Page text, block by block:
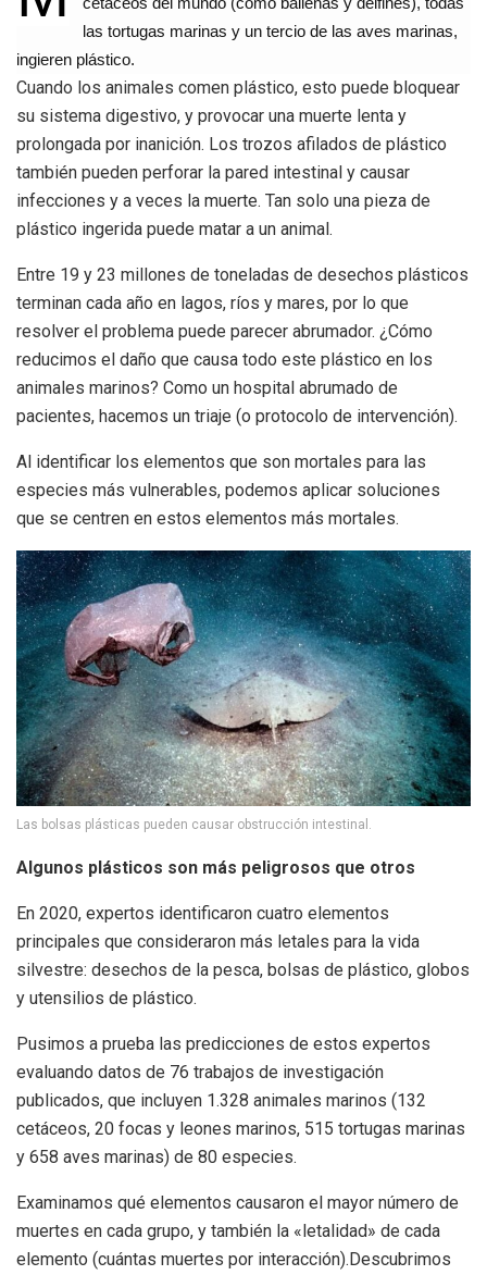
las tortugas marinas y un tercio de las aves marinas,
ingieren plástico.
Cuando los animales comen plástico, esto puede bloquear
su sistema digestivo, y provocar una muerte lenta y
prolongada por inanición. Los trozos afilados de plástico
también pueden perforar la pared intestinal y causar
infecciones y a veces la muerte. Tan solo una pieza de
plástico ingerida puede matar a un animal.
Entre 19 y 23 millones de toneladas de desechos plásticos
terminan cada año en lagos, ríos y mares, por lo que
resolver el problema puede parecer abrumador. ¿Cómo
reducimos el daño que causa todo este plástico en los
animales marinos? Como un hospital abrumado de
pacientes, hacemos un triaje (o protocolo de intervención).
Al identificar los elementos que son mortales para las
especies más vulnerables, podemos aplicar soluciones
que se centren en estos elementos más mortales.
Las bolsas plásticas pueden causar obstrucción intestinal.
Algunos plásticos son más peligrosos que otros
En 2020, expertos identificaron cuatro elementos
principales que consideraron más letales para la vida
silvestre: desechos de la pesca, bolsas de plástico, globos
y utensilios de plástico.
Pusimos a prueba las predicciones de estos expertos
evaluando datos de 76 trabajos de investigación
publicados, que incluyen 1.328 animales marinos (132
cetáceos, 20 focas y leones marinos, 515 tortugas marinas
y 658 aves marinas) de 80 especies.
Examinamos qué elementos causaron el mayor número de
muertes en cada grupo, y también la «letalidad» de cada
elemento (cuántas muertes por interacción).Descubrimos